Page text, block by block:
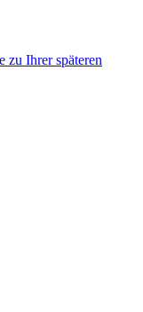
zu Ihrer späteren